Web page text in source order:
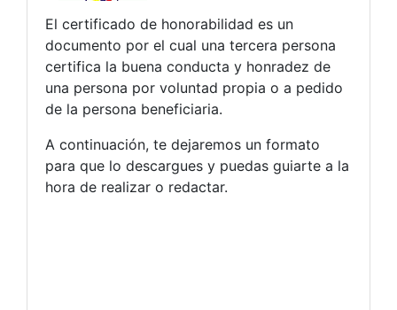
El certificado de honorabilidad es un
documento por el cual una tercera persona
certifica la buena conducta y honradez de
una persona por voluntad propia o a pedido
de la persona beneficiaria.
A continuación, te dejaremos un formato
para que lo descargues y puedas guiarte a la
hora de realizar o redactar.